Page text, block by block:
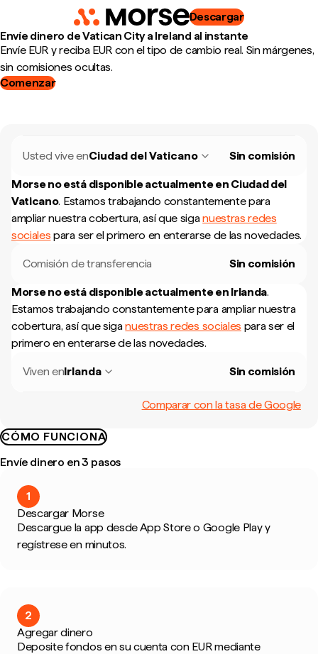
Descargar
Envíe dinero de Vatican City a Ireland al instante
Envíe EUR y reciba EUR con el tipo de cambio real. Sin márgenes,
sin comisiones ocultas.
Comenzar
Usted vive enCiudad del Vaticano Sin comisión
Morse no está disponible actualmente en Ciudad del
Vaticano. Estamos trabajando constantemente para
ampliar nuestra cobertura, así que siganuestras redes
sociales para ser el primero en enterarse de las novedades.
Comisión de transferencia Sin comisión
Morse no está disponible actualmente en Irlanda.
Estamos trabajando constantemente para ampliar nuestra
cobertura, así que siganuestras redes sociales para ser el
primero en enterarse de las novedades.
Viven enIrlanda Sin comisión
Comparar con la tasa de Google
CÓMO FUNCIONA
Envíe dinero en 3 pasos
1
Descargar Morse
Descargue la app desde App Store o Google Play y
regístrese en minutos.
2
Agregar dinero
Deposite fondos en su cuenta con EUR mediante